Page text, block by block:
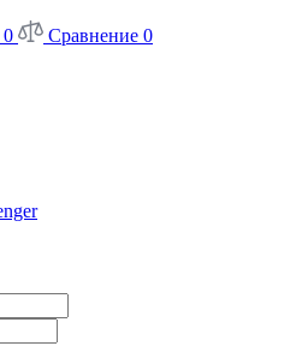
0 Сравнение 0